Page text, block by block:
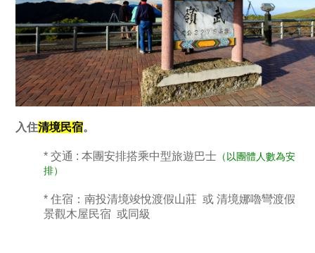
入住清境民宿。
* 交通 : 本團安排搭乘中型旅遊巴士 （以團體人數為安
排）
* 住宿：南投清境竣悅渡假山莊 或 清境娜嚕彎渡假
景觀木屋民宿 或同級